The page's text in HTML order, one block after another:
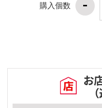
購入個数
お